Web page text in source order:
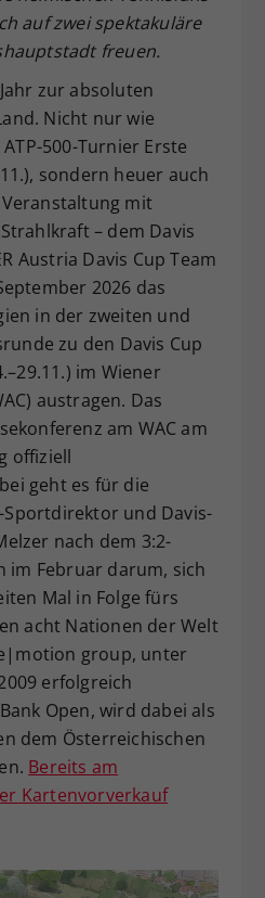
auf zwei spektakuläre
freuen.
zur absoluten
Nicht nur wie
500-Turnier Erste
sondern heuer auch
mit
– dem Davis
Austria Davis Cup Team
2026 das
in der zweiten und
zu den Davis Cup
im Wiener
austragen. Das
am WAC am
offiziell
geht es für die
Sportdirektor und Davis-
nach dem 3:2-
im Februar darum, sich
Mal in Folge fürs
acht Nationen der Welt
group, unter
erfolgreich
Open, wird dabei als
dem Österreichischen
Bereits am
Kartenvorverkauf
speichert Ihre Consent-
Unter anderem eine
Speicherung Ihrer
Einstellungen, falls der
Betreiber dies eingestellt